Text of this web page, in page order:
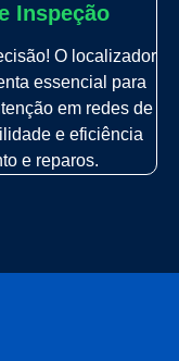
Inspeção
O localizador
essencial para
em redes de
e eficiência
e reparos.